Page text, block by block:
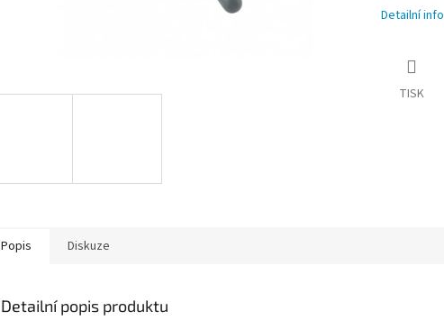
Detailní
TISK
Popis Diskuze
Detailní popis produktu